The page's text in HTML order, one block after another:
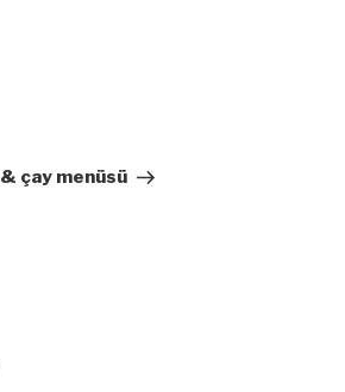
çay menüsü